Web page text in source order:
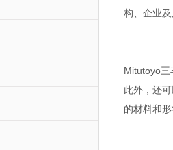
构、企业
Mitutoyo
此外，还
的材料和